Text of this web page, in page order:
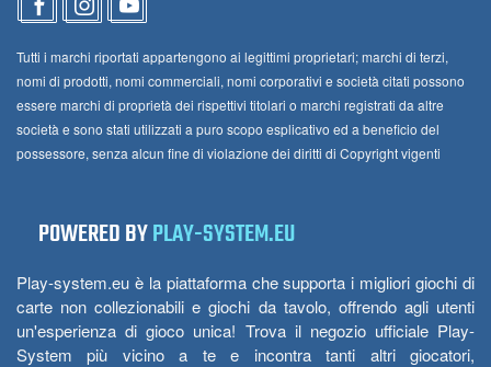
Tutti i marchi riportati appartengono ai legittimi proprietari; marchi di terzi,
nomi di prodotti, nomi commerciali, nomi corporativi e società citati possono
essere marchi di proprietà dei rispettivi titolari o marchi registrati da altre
società e sono stati utilizzati a puro scopo esplicativo ed a beneficio del
possessore, senza alcun fine di violazione dei diritti di Copyright vigenti
POWERED BYPLAY-SYSTEM.EU
Play-system.eu è la piattaforma che supporta i migliori giochi di
carte non collezionabili e giochi da tavolo, offrendo agli utenti
un'esperienza di gioco unica! Trova il negozio ufficiale Play-
System più vicino a te e incontra tanti altri giocatori,